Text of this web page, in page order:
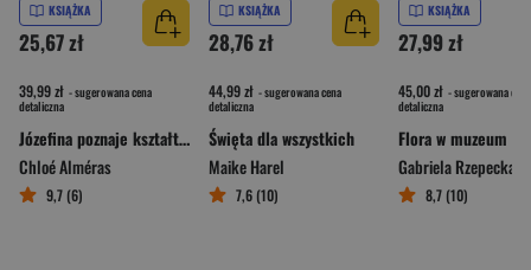
KSIĄŻKA
25,67 zł
39,99 zł - sugerowana cena
detaliczna
Józefina poznaje kształty i kolory.
Chloé Alméras
9,7 (6)
KSIĄŻKA
28,76 zł
44,99 zł - sugerowana cena
detaliczna
Święta dla wszystkich
Maike Harel
7,6 (10)
KSIĄŻKA
27,99 zł
45,00 zł - sugerowana cena
detaliczna
Flora w muzeum
Gabriela Rzepecka-
8,7 (10)